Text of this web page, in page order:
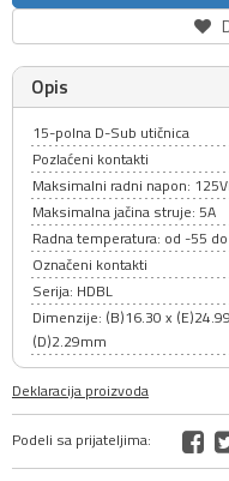
Opis
15-polna D-Sub utičnica
Pozlaćeni kontakti
Maksimalni radni napon:
Maksimalna jačina struje: 5A
Radna temperatura: od -55
Označeni kontakti
Serija: HDBL
Dimenzije: (B)16.30 x
(D)2.29mm
Deklaracija proizvoda
Podeli sa prijateljima: